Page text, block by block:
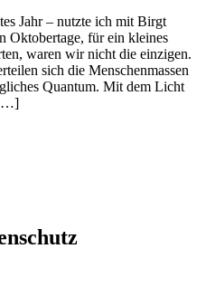
Jahr – nutzte ich mit Birgt
Oktobertage, für ein kleines
waren wir nicht die einzigen.
sich die Menschenmassen
Quantum. Mit dem Licht
[…]